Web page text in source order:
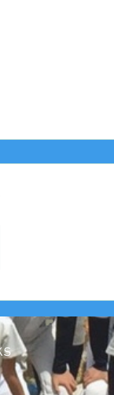
Aクラス（縦縞
合 第４６回豊
回戦